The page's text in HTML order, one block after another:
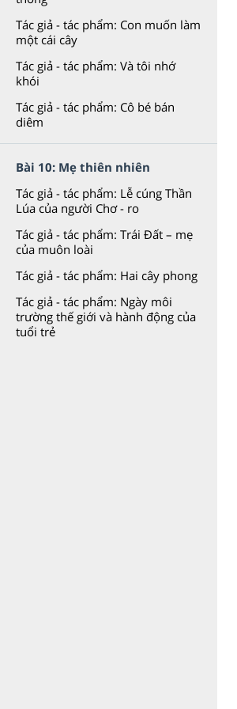
Tác giả - tác phẩm: Con muốn làm
một cái cây
Tác giả - tác phẩm: Và tôi nhớ
khói
Tác giả - tác phẩm: Cô bé bán
diêm
Bài 10: Mẹ thiên nhiên
Tác giả - tác phẩm: Lễ cúng Thần
Lúa của người Chơ - ro
Tác giả - tác phẩm: Trái Đất – mẹ
của muôn loài
Tác giả - tác phẩm: Hai cây phong
Tác giả - tác phẩm: Ngày môi
trường thế giới và hành động của
tuổi trẻ